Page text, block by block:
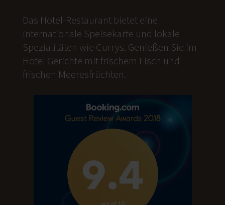
Das Hotel-Restaurant bietet eine
internationale Speisekarte und lokale
Spezialitäten wie Currys. Genießen Sie im
Hotel Gerichte mit frischem Fisch und
frischen Meeresfrüchten.